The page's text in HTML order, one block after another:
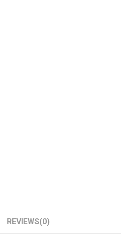
REVIEWS(0)